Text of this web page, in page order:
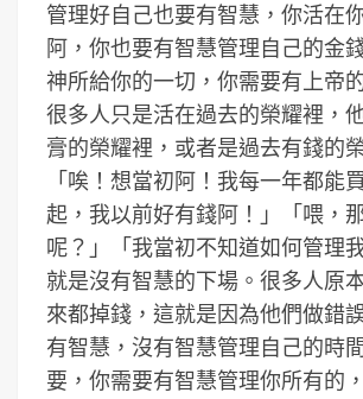
管理好自己也要有智慧，你活在
阿，你也要有智慧管理自己的金
神所給你的一切，你需要有上帝
很多人只是活在過去的榮耀裡，
膏的榮耀裡，或者是過去有錢的
「唉！想當初阿！我每一年都能
起，我以前好有錢阿！」「喂，
呢？」「我當初不知道如何管理
就是沒有智慧的下場。很多人原
來都掉錢，這就是因為他們做錯
有智慧，沒有智慧管理自己的時
要，你需要有智慧管理你所有的